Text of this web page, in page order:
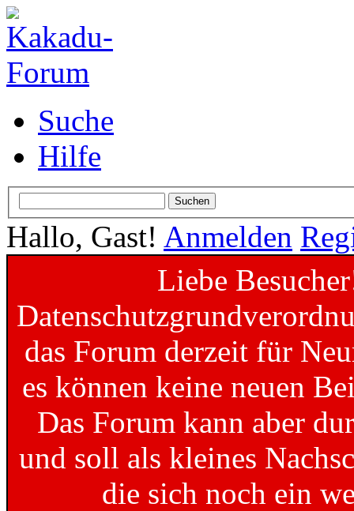
Suche
Hilfe
Hallo, Gast! Anmelden
Liebe
das Forum derzeit für
es können keine neuen
Das Forum kann aber
und soll als kleines
die sich noch ein